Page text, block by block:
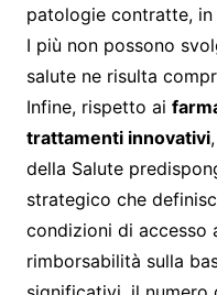
patologie contratte,
I più non possono
salute ne risulta
Infine, rispetto ai
trattamenti innovativi
della Salute
strategico che
condizioni di accesso
rimborsabilità sulla